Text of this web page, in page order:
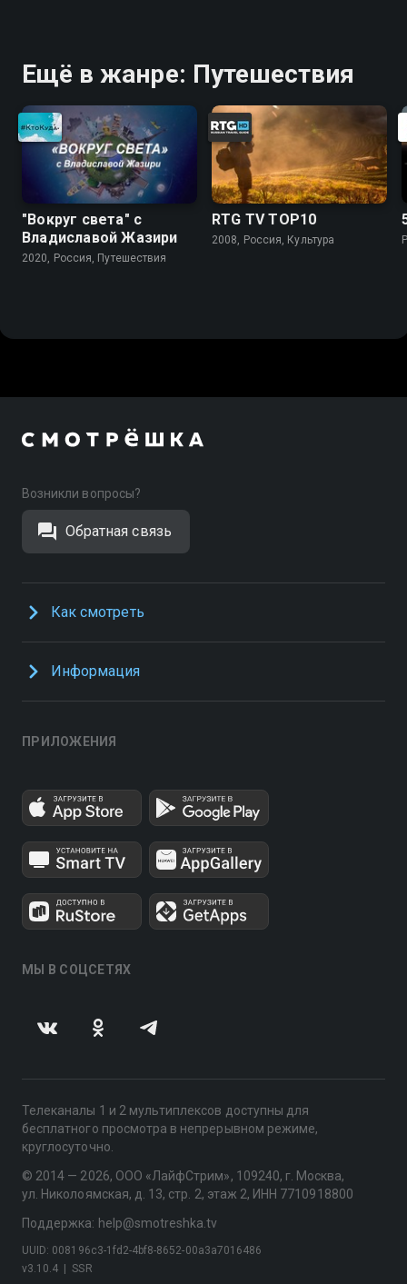
Ещё в жанре: Путешествия
"Вокруг света" с
Владиславой Жазири
2020, Россия, Путешествия
RTG TV TOP10
2008, Россия, Культура
Возникли вопросы?
Обратная связь
Как смотреть
Информация
ПРИЛОЖЕНИЯ
МЫ В СОЦСЕТЯХ
Телеканалы 1 и 2 мультиплексов доступны для
бесплатного просмотра в непрерывном режиме,
круглосуточно.
© 2014 — 2026, ООО «ЛайфСтрим», 109240, г. Москва,
ул. Николоямская, д. 13, стр. 2, этаж 2, ИНН 7710918800
Поддержка: help@smotreshka.tv
v3.10.4 SSR
UUID: 008196c3-1fd2-4bf8-8652-00a3a7016486